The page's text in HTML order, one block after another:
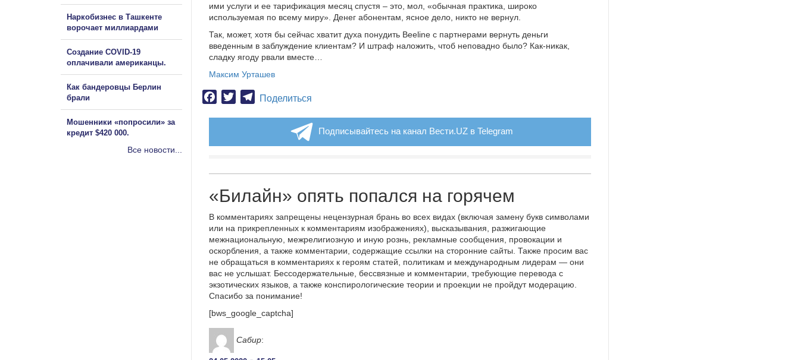
ими услуги и ее тарификация месяц спустя – это, мол, «обычная практика, широко
используемая по всему миру». Денег абонентам, ясное дело, никто не вернул.
Так, может, хотя бы сейчас хватит духа понудить Beeline с партнерами вернуть деньги
введенным в заблуждение клиентам? И штраф наложить, чтоб неповадно было? Как-никак,
сладку ягоду рвали вместе…
Максим Урташев
Facebook
TwitterTelegram
Поделиться
Подписывайтесь на канал Вести.UZ в Telegram
«Билайн» опять попался на горячем
В комментариях запрещены нецензурная брань во всех видах (включая замену букв символами
или на прикрепленных к комментариям изображениях), высказывания, разжигающие
межнациональную, межрелигиозную и иную рознь, рекламные сообщения, провокации и
оскорбления, а также комментарии, содержащие ссылки на сторонние сайты. Также просим вас
не обращаться в комментариях к героям статей, политикам и международным лидерам — они
вас не услышат. Бессодержательные, бессвязные и комментарии, требующие перевода с
экзотических языков, а также конспирологические теории и проекции не пройдут модерацию.
Спасибо за понимание!
[bws_google_captcha]
Сабир:
Наркобизнес в Ташкенте
ворочает миллиардами
Создание COVID-19
оплачивали американцы.
Как бандеровцы Берлин
брали
Мошенники «попросили» за
кредит $420 000.
Все новости...